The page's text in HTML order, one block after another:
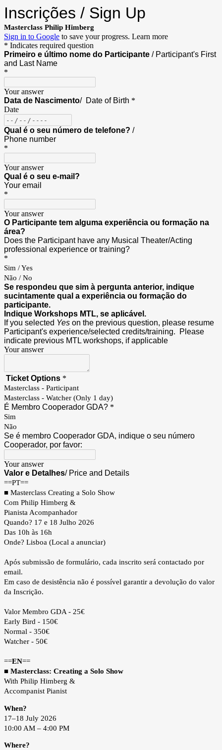
Inscrições / Sign Up
Masterclass Philip Himberg
Sign in to Google to save your progress. Learn more
* Indicates required question
Primeiro e último nome do Participante / Participant's First
and Last Name
*
Your answer
Data de Nascimento/ Date of Birth *
Date
Qual é o seu número de telefone? /
Phone number
*
Your answer
Qual é o seu e-mail?
Your email
*
Your answer
O Participante tem alguma experiência ou formação na
área?
Does the Participant have any Musical Theater/Acting
professional experience or training?
*
Sim / Yes
Não / No
Se respondeu que sim à pergunta anterior, indique
sucintamente qual a experiência ou formação do
participante.
Indique Workshops MTL, se aplicável.
If you selected Yes on the previous question, please resume
Participant's experience/selected credits/training.
Please
indicate previous MTL workshops, if applicable
Your answer
Ticket Options *
Masterclass - Participant
Masterclass - Watcher (Only 1 day)
É Membro Cooperador GDA? *
Sim
Não
Se é membro Cooperador GDA, indique o seu número
Cooperador, por favor:
Your answer
Valor e Detalhes/ Price and Details
==PT==
■ Masterclass Creating a Solo Show
Com Philip Himberg &
Pianista Acompanhador
Quando? 17 e 18 Julho 2026
Das 10h às 16h
Onde? Lisboa (Local a anunciar)
Após submissão de formulário, cada inscrito será contactado por
email.
Em caso de desistência não é possível garantir a devolução do valor
da Inscrição.
Valor Membro GDA - 25€
Early Bird - 150€
Normal - 350€
Watcher - 50€
==EN==
■ Masterclass: Creating a Solo Show
With Philip Himberg &
Accompanist Pianist
When?
17–18 July 2026
10:00 AM – 4:00 PM
Where?